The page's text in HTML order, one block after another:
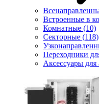
Встроенные в
Комнатные (10)
Секторные (118)
Переходники
Аксессуары для